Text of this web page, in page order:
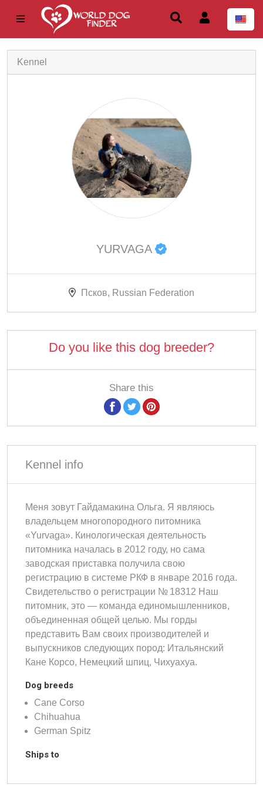
Kennel
YURVAGA
Псков, Russian Federation
Do you like this dog breeder?
Share this
Kennel info
Меня зовут Гайдамакина Ольга. Я являюсь
владельцем многопородного питомника
«Yurvaga». Кинологическая деятельность
питомника началась в 2012 году, но сама
заводская приставка получила свою
регистрацию в системе РКФ в январе 2016 года.
Свидетельство о регистрации № 18312 Наш
питомник, это — команда единомышленников,
объединенная общей целью. Мы горды
представить Вам своих производителей и
выпускников следующих пород: Итальянский
Кане Корсо, Немецкий шпиц, Чихуахуа.
Dog breeds
Cane Corso
Chihuahua
German Spitz
Ships to